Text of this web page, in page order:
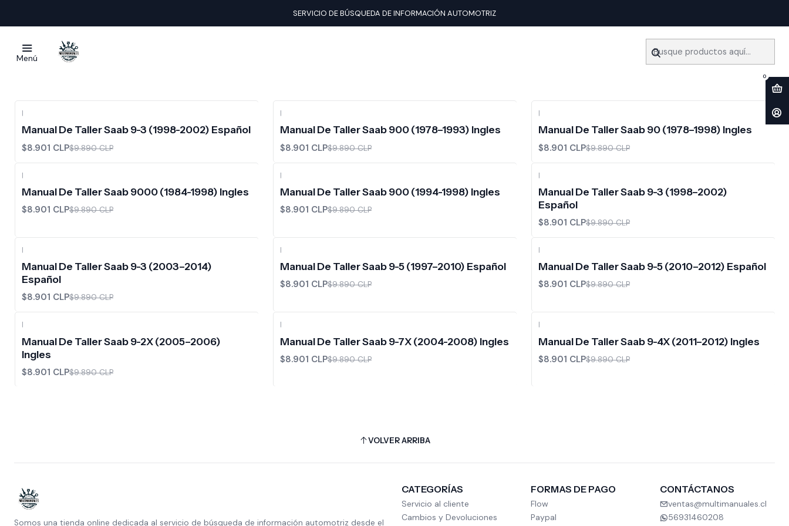
Menú
0
SERVICIO DE BÚSQUEDA DE INFORMACIÓN AUTOMOTRIZ
Inicio Manuales de taller Saab
Saab Filtros
|
Manual De Taller Saab 9-3 (1998-2002) Español
$8.901 CLP$9.890 CLP
|
Manual De Taller Saab 900 (1978–1993) Ingles
$8.901 CLP$9.890 CLP
|
Manual De Taller Saab 90 (1978–1998) Ingles
$8.901 CLP$9.890 CLP
|
Manual De Taller Saab 9000 (1984-1998) Ingles
$8.901 CLP$9.890 CLP
|
Manual De Taller Saab 900 (1994-1998) Ingles
$8.901 CLP$9.890 CLP
|
Manual De Taller Saab 9-3 (1998–2002)
Español
$8.901 CLP$9.890 CLP
|
Manual De Taller Saab 9-3 (2003–2014)
Español
$8.901 CLP$9.890 CLP
|
Manual De Taller Saab 9-5 (1997–2010) Español
$8.901 CLP$9.890 CLP
|
Manual De Taller Saab 9-5 (2010–2012) Español
$8.901 CLP$9.890 CLP
|
Manual De Taller Saab 9-2X (2005–2006)
Ingles
$8.901 CLP$9.890 CLP
|
Manual De Taller Saab 9-7X (2004-2008) Ingles
$8.901 CLP$9.890 CLP
|
Manual De Taller Saab 9-4X (2011–2012) Ingles
$8.901 CLP$9.890 CLP
VOLVER ARRIBA
Somos una tienda online dedicada al servicio de búsqueda de información automotriz desde el
CATEGORÍAS
Servicio al cliente
Cambios y Devoluciones
FORMAS DE PAGO
Flow
Paypal
CONTÁCTANOS
ventas@multimanuales.cl
56931460208